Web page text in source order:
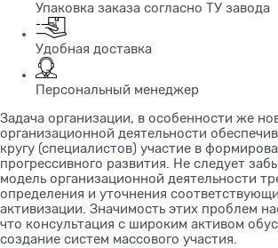
Упаковка заказа согласно ТУ завода
Удобная доставка
Персональный менеджер
Задача организации, в особенности же
организационной деятельности
кругу (специалистов) участие в
прогрессивного развития. Не следует
модель организационной деятельности
определения и уточнения
активизации. Значимость этих проблем
что консультация с широким активом
создание систем массового участия.